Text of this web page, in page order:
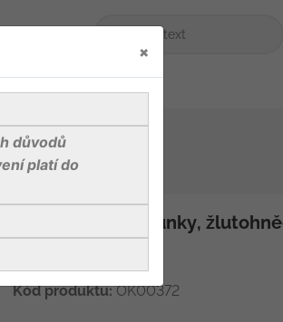
mm, pytel 25 kg
Giallo Siena valounky,
mm, pytel 25 kg
Kód produktu:OK00372
×
důvodů
platí do